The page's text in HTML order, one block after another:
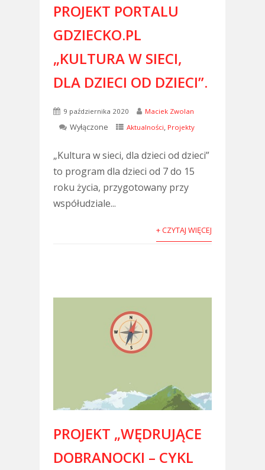
PROJEKT PORTALU
GDZIECKO.PL
„KULTURA W SIECI,
DLA DZIECI OD DZIECI”.
9 października 2020 Maciek Zwolan
Wyłączone Aktualności, Projekty
„Kultura w sieci, dla dzieci od dzieci”
to program dla dzieci od 7 do 15
roku życia, przygotowany przy
współudziale...
+ CZYTAJ WIĘCEJ
PROJEKT „WĘDRUJĄCE
DOBRANOCKI – CYKL